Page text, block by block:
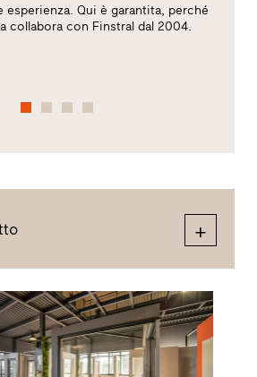
esperienza. Qui è garantita, perché
collabora con Finstral dal 2004.